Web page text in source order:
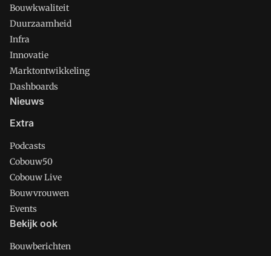
Bouwkwaliteit
Duurzaamheid
Infra
Innovatie
Marktontwikkeling
Dashboards
Nieuws
Extra
Podcasts
Cobouw50
Cobouw Live
Bouwvrouwen
Events
Bekijk ook
Bouwberichten